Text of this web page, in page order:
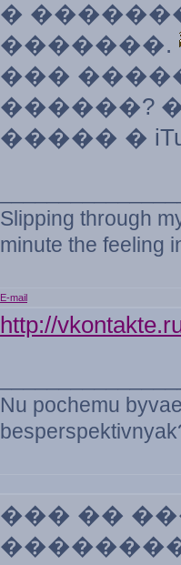
�
�������.
���
������?
����� �
Slipping through
minute the feeling
E-mail
http://
Nu pochemu
��� ��